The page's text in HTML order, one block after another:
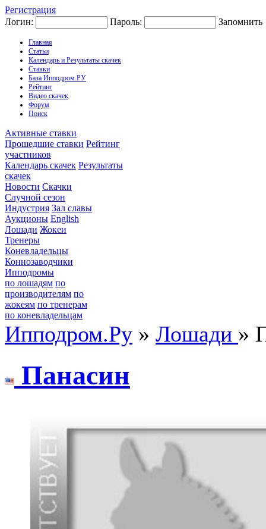
Регистрация
Логин:
Пароль: Запомнить
Главная
Статьи
Календарь и Результаты скачек
Ставки
База Ипподром.РУ
Рейтинг
Видео скачек
Форум
Поиск
Активные ставки
Прошедшие ставки Рейтинг
участников
Календарь скачек Результаты
скачек
Новости Скачки
Случной сезон
Индустрия Зал славы
Аукционы English
Лошади Жокеи
Тренеры
Коневладельцы
Коннозаводчики
Ипподромы
по лошадям по
производителям по
жокеям по тренерам
по коневладельцам
Ипподром.Ру » Лошади »
Пaнaсин